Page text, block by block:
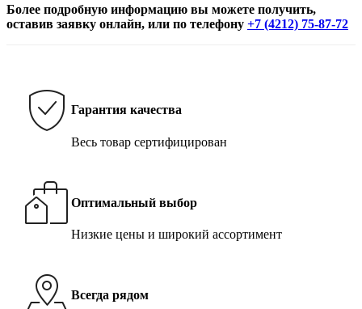
Более подробную информацию вы можете получить,
оставив заявку онлайн, или по телефону +7 (4212) 75-87-72
Гарантия качества
Весь товар сертифицирован
Оптимальный выбор
Низкие цены и широкий ассортимент
Всегда рядом